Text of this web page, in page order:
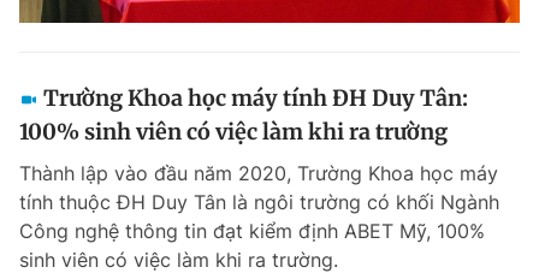
Đọc Thanh Niên trên điện thoại
Trường Khoa học máy tính ĐH Duy Tân:
100% sinh viên có việc làm khi ra trường
Thành lập vào đầu năm 2020, Trường Khoa học máy
tính thuộc ĐH Duy Tân là ngôi trường có khối Ngành
Công nghệ thông tin đạt kiểm định ABET Mỹ, 100%
sinh viên có việc làm khi ra trường.